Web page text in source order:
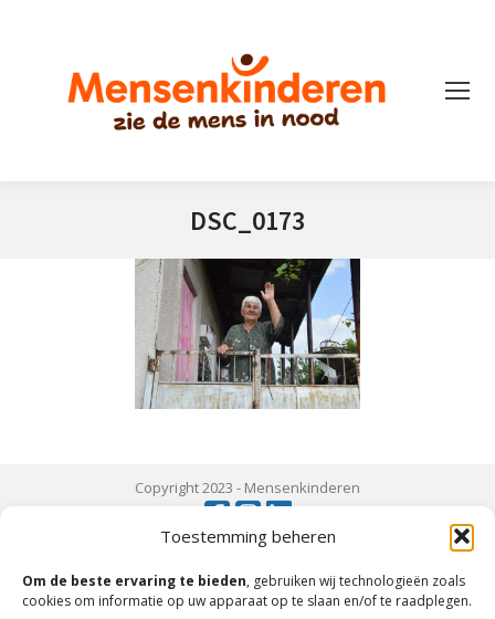
Toestemming beheren
Om de beste ervaring te bieden, gebruiken wij technologieën zoals
cookies om informatie op uw apparaat op te slaan en/of te raadplegen.
DSC_0173
Copyright 2023 - Mensenkinderen